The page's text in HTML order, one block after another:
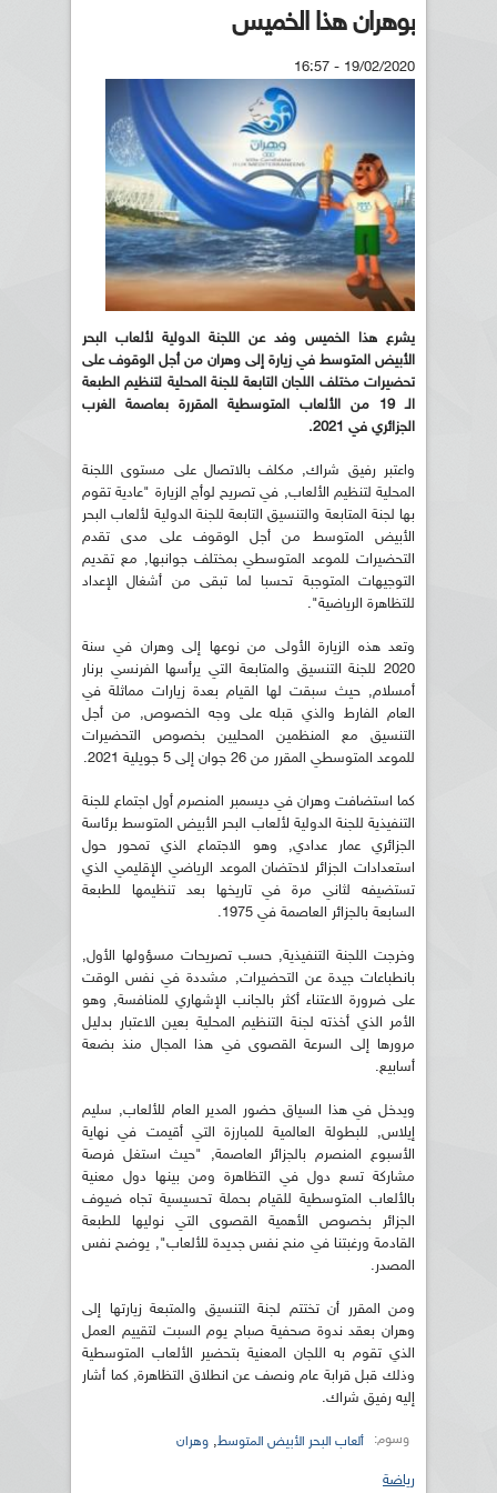
بوهران هذا الخميس
19/02/2020 - 16:57
يشرع هذا الخميس وفد عن اللجنة الدولية لألعاب البحر
الأبيض المتوسط في زيارة إلى وهران من أجل الوقوف على
تحضيرات مختلف اللجان التابعة للجنة المحلية لتنظيم الطبعة
الـ 19 من الألعاب المتوسطية المقررة بعاصمة الغرب
الجزائري في 2021.
واعتبر رفيق شراك, مكلف بالاتصال على مستوى اللجنة
المحلية لتنظيم الألعاب, في تصريح لوأج الزيارة "عادية تقوم
بها لجنة المتابعة والتنسيق التابعة للجنة الدولية لألعاب البحر
الأبيض المتوسط من أجل الوقوف على مدى تقدم
التحضيرات للموعد المتوسطي بمختلف جوانبها, مع تقديم
التوجيهات المتوجبة تحسبا لما تبقى من أشغال الإعداد
للتظاهرة الرياضية".
وتعد هذه الزيارة الأولى من نوعها إلى وهران في سنة
2020 للجنة التنسيق والمتابعة التي يرأسها الفرنسي برنار
أمسلام, حيث سبقت لها القيام بعدة زيارات مماثلة في
العام الفارط والذي قبله على وجه الخصوص, من أجل
التنسيق مع المنظمين المحليين بخصوص التحضيرات
للموعد المتوسطي المقرر من 26 جوان إلى 5 جويلية 2021.
كما استضافت وهران في ديسمبر المنصرم أول اجتماع للجنة
التنفيذية للجنة الدولية لألعاب البحر الأبيض المتوسط برئاسة
الجزائري عمار عدادي, وهو الاجتماع الذي تمحور حول
استعدادات الجزائر لاحتضان الموعد الرياضي الإقليمي الذي
تستضيفه لثاني مرة في تاريخها بعد تنظيمها للطبعة
السابعة بالجزائر العاصمة في 1975.
وخرجت اللجنة التنفيذية, حسب تصريحات مسؤولها الأول,
بانطباعات جيدة عن التحضيرات, مشددة في نفس الوقت
على ضرورة الاعتناء أكثر بالجانب الإشهاري للمنافسة, وهو
الأمر الذي أخذته لجنة التنظيم المحلية بعين الاعتبار بدليل
مرورها إلى السرعة القصوى في هذا المجال منذ بضعة
أسابيع.
ويدخل في هذا السياق حضور المدير العام للألعاب, سليم
إيلاس, للبطولة العالمية للمبارزة التي أقيمت في نهاية
الأسبوع المنصرم بالجزائر العاصمة, "حيث استغل فرصة
مشاركة تسع دول في التظاهرة ومن بينها دول معنية
بالألعاب المتوسطية للقيام بحملة تحسيسية تجاه ضيوف
الجزائر بخصوص الأهمية القصوى التي نوليها للطبعة
القادمة ورغبتنا في منح نفس جديدة للألعاب", يوضح نفس
المصدر.
ومن المقرر أن تختتم لجنة التنسيق والمتبعة زيارتها إلى
وهران بعقد ندوة صحفية صباح يوم السبت لتقييم العمل
الذي تقوم به اللجان المعنية بتحضير الألعاب المتوسطية
وذلك قبل قرابة عام ونصف عن انطلاق التظاهرة, كما أشار
إليه رفيق شراك.
وسوم: ألعاب البحر الأبيض المتوسط, وهران
رياضة